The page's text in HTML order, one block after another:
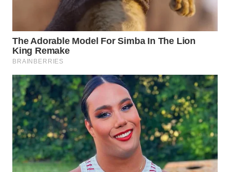
PRIANGAN
TIMUR
WN
SEMARANG
WN
SOLO
WN
BOROBUDUR